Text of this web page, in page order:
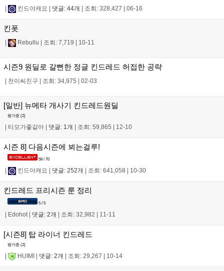
| 킨드야캐요 | 댓글: 44개 | 조회: 328,427 | 06-16
킨폿
| Rebullu | 조회: 7,719 | 10-11
시즌9 원딜로 갈뻔한 정글 킨드레드 허접한 공략
| 천이씨친구 | 조회: 34,975 | 02-03
[일반] 뉴메타 개사기 킨드레드원딜
평가중 (2)
티모가좋같아 댓글: 1개 조회: 59,865 12-10
시즌 8] 다음시즌에 뵈는걸루!
58 / 70
킨드야캐요 댓글: 252개 조회: 641,058 10-30
킨드레드 프리시즌 룬 정리
5 / 5
| Edohot | 댓글: 2개 | 조회: 32,982 | 11-11
[시즌8] 탑 라이너 킨드레드
평가중 (2)
HUIMI 댓글: 2개 조회: 29,267 10-14